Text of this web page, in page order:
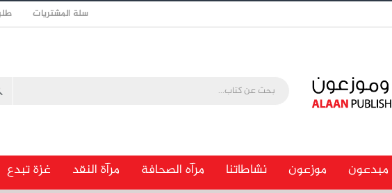
سلة المشتريات
مبدعون موزعون نشاطاتنا مرآه الصحافة مرآة النقد غزة تبدع